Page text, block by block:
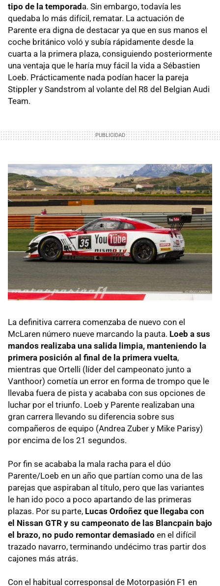
tipo de la temporada. Sin embargo, todavía les
quedaba lo más difícil, rematar. La actuación de
Parente era digna de destacar ya que en sus manos el
coche británico voló y subía rápidamente desde la
cuarta a la primera plaza, consiguiendo posteriormente
una ventaja que le haría muy fácil la vida a Sébastien
Loeb. Prácticamente nada podían hacer la pareja
Stippler y Sandstrom al volante del R8 del Belgian Audi
Team.
La definitiva carrera comenzaba de nuevo con el
McLaren número nueve marcando la pauta. Loeb a sus
mandos realizaba una salida limpia, manteniendo la
primera posición al final de la primera vuelta,
mientras que Ortelli (líder del campeonato junto a
Vanthoor) cometía un error en forma de trompo que le
llevaba fuera de pista y acababa con sus opciones de
luchar por el triunfo. Loeb y Parente realizaban una
gran carrera llevando su diferencia sobre sus
compañeros de equipo (Andrea Zuber y Mike Parisy)
por encima de los 21 segundos.
Por fin se acababa la mala racha para el dúo
Parente/Loeb en un año que partían como una de las
parejas que aspiraban al título, pero que las variantes
le han ido poco a poco apartando de las primeras
plazas. Por su parte, Lucas Ordoñez que llegaba con
el Nissan GTR y su campeonato de las Blancpain bajo
el brazo, no pudo remontar demasiado en el difícil
trazado navarro, terminando undécimo tras partir dos
cajones más atrás.
Con el habitual corresponsal de Motorpasión F1 en